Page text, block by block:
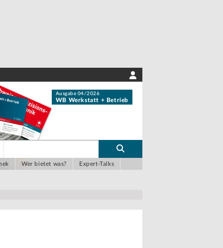
Ausgabe 04/2026
WB Werkstatt + Betrieb
Wer bietet was? Expert-Talks